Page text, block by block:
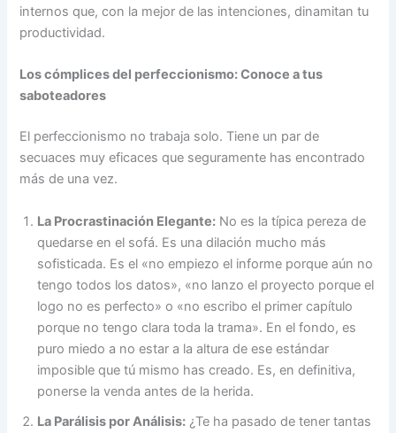
internos que, con la mejor de las intenciones, dinamitan tu
productividad.
Los cómplices del perfeccionismo: Conoce a tus
saboteadores
El perfeccionismo no trabaja solo. Tiene un par de
secuaces muy eficaces que seguramente has encontrado
más de una vez.
La Procrastinación Elegante: No es la típica pereza de
quedarse en el sofá. Es una dilación mucho más
sofisticada. Es el «no empiezo el informe porque aún no
tengo todos los datos», «no lanzo el proyecto porque el
logo no es perfecto» o «no escribo el primer capítulo
porque no tengo clara toda la trama». En el fondo, es
puro miedo a no estar a la altura de ese estándar
imposible que tú mismo has creado. Es, en definitiva,
ponerse la venda antes de la herida.
La Parálisis por Análisis: ¿Te ha pasado de tener tantas